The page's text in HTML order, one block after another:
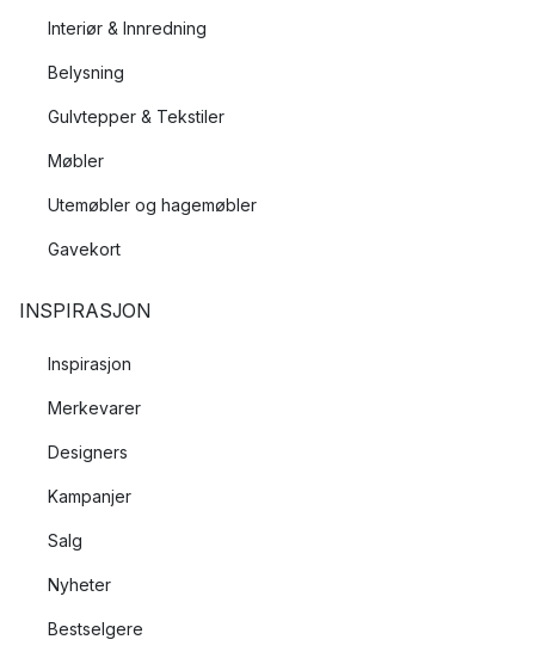
Interiør & Innredning
Belysning
Gulvtepper & Tekstiler
Møbler
Utemøbler og hagemøbler
Gavekort
INSPIRASJON
Inspirasjon
Merkevarer
Designers
Kampanjer
Salg
Nyheter
Bestselgere